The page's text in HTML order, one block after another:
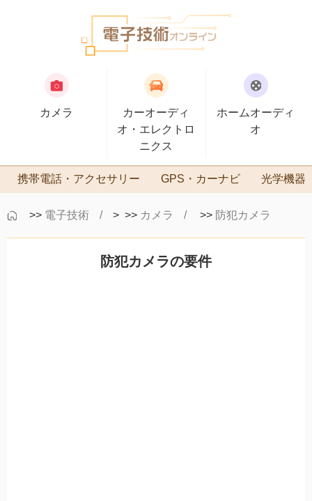
カメラ
カーオーディ
オ・エレクトロ
ニクス
ホームオーディ
オ
携帯電話・アクセサリー GPS・カーナビ 光学機器
>> 電子技術 > >> カメラ >> 防犯カメラ
防犯カメラの要件